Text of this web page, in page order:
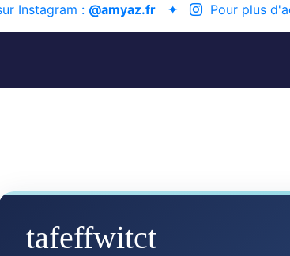
Instagram : @amyaz.fr ✦ Pour plus
tafeffwitct